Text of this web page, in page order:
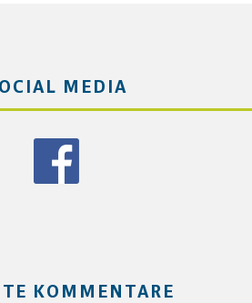
MEDIA
KOMMENTARE